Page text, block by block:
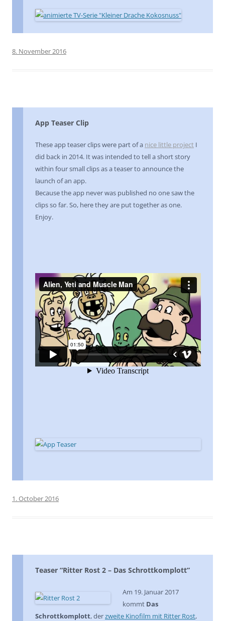
8. November 2016
App Teaser Clip
These app teaser clips were part of a nice little project I
did back in 2014. It was intended to tell a short story
within four small clips as a teaser to announce the
launch of an app.
Because the app never was published no one saw the
clips so far. So, here they are put together as one.
Enjoy.
1. October 2016
Teaser “Ritter Rost 2 – Das Schrottkomplott”
Am 19. Januar 2017
kommt Das
Schrottkomplott, derzweite Kinofilm mit Ritter Rost,